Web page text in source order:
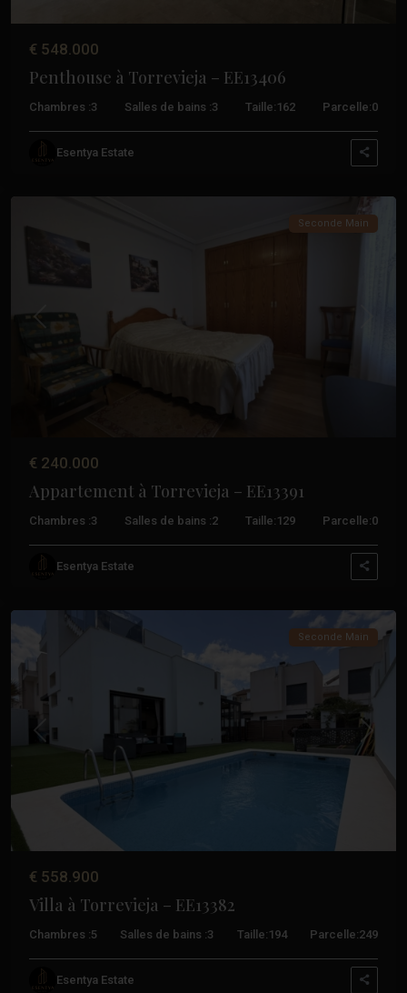
€ 548.000
Penthouse à Torrevieja – EE13406
Chambres :3 Salles de bains :3 Taille: 162 Parcelle:0
Esentya Estate
Acequion,
Seconde Main
€ 240.000
Appartement à Torrevieja – EE13391
Chambres :3 Salles de bains :2 Taille: 129 Parcelle:0
Esentya Estate
Nuevas,
Précédent Suivant
Seconde Main
€ 558.900
Villa à Torrevieja – EE13382
Chambres :5 Salles de bains :3 Taille: 194 Parcelle:249
Esentya Estate
Los
Balcones,